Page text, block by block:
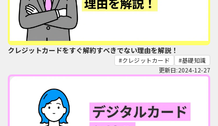
クレジットカードをすぐ解約すべきでない理由を解説！
クレジットカード
基礎知識
更新日:2024-12-27